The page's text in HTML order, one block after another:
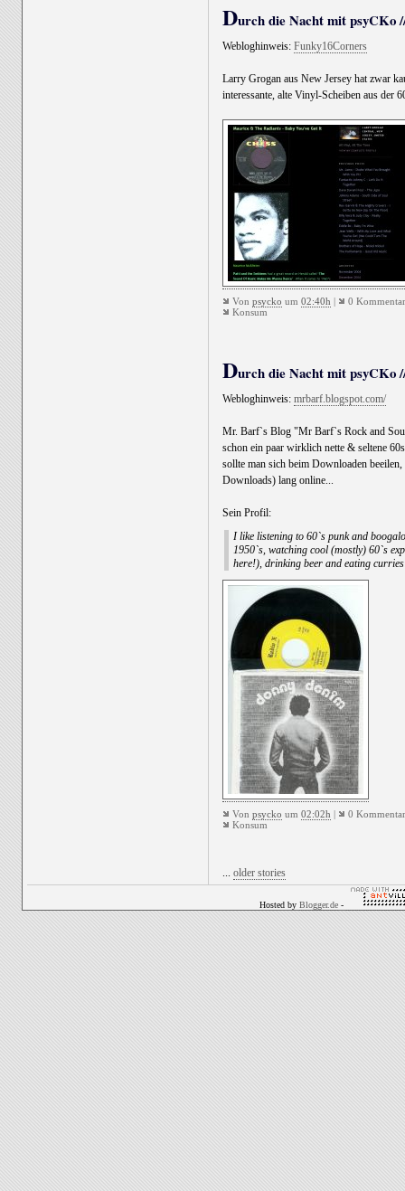
Durch die Nacht mit psyCKo
Webloghinweis: Funky16Corners
Larry Grogan aus New Jersey hat zwar
interessante, alte Vinyl-Scheiben aus der
Von psycko um 02:40h |
0
Konsum
Durch die Nacht mit psyCKo
Webloghinweis: mrbarf.blogspot.com/
Mr. Barf`s Blog "Mr Barf`s Rock and
schon ein paar wirklich nette & seltene
sollte man sich beim Downloaden
Downloads) lang online...
Sein Profil:
I like listening to 60`s punk and
1950`s, watching cool (mostly) 60`s
here!), drinking beer and eating
Von psycko um 02:02h |
0
Konsum
... older stories
Hosted by Blogger.de -